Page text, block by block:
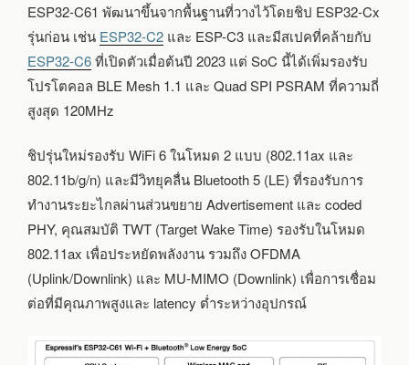
และ
QUAD
SPI
PSRAM
สูงสุด
ESP32-C61 พัฒนาขึ้นจากพื้นฐานที่วางไว้โดยชิป ESP32-Cx
รุ่นก่อน เช่น ESP32-C2 และ ESP-C3 และมีสเปคที่คล้ายกับ
ESP32-C6ที่เปิดตัวเมื่อต้นปี 2023 แต่ SoC นี้ได้เพิ่มรองรับ
โปรโตคอล BLE Mesh 1.1 และ Quad SPI PSRAM ที่ความถี่
สูงสุด 120MHz
ชิปรุ่นใหม่รองรับ WiFi 6 ในโหมด 2 แบบ (802.11ax และ
802.11b/g/n) และมีวิทยุคลื่น Bluetooth 5 (LE) ที่รองรับการ
ทำงานระยะไกลผ่านส่วนขยาย Advertisement และ coded
PHY, คุณสมบัติ TWT (Target Wake Time) รองรับในโหมด
802.11ax เพื่อประหยัดพลังงาน รวมถึง OFDMA
(Uplink/Downlink) และ MU-MIMO (Downlink) เพื่อการเชื่อม
ต่อที่มีคุณภาพสูงและ latency ต่ำระหว่างอุปกรณ์